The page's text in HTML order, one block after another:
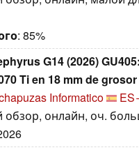
: 85%
G14 (2026)
Ti en 18 mm de
Informatico
обзор, онлайн, оч.